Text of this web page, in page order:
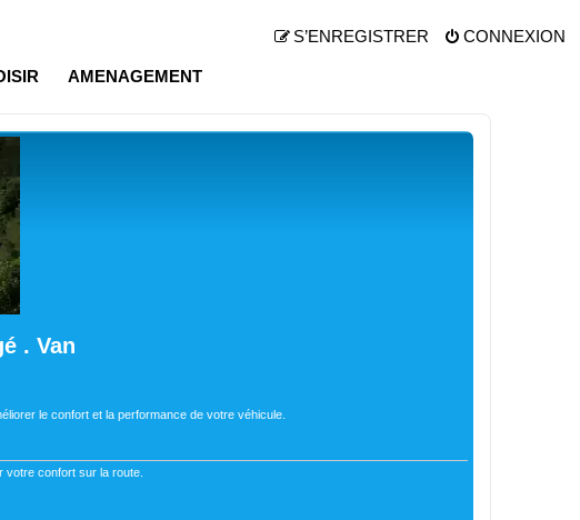
CONNEXION
S’ENREGISTRER
AMENAGEMENT
. Van
le confort et la performance de votre véhicule.
votre confort sur la route.